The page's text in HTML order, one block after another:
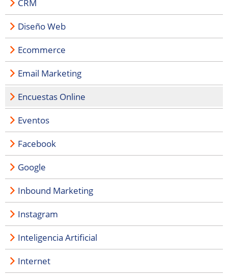
CRM
Diseño Web
Ecommerce
Email Marketing
Encuestas Online
Eventos
Facebook
Google
Inbound Marketing
Instagram
Inteligencia Artificial
Internet